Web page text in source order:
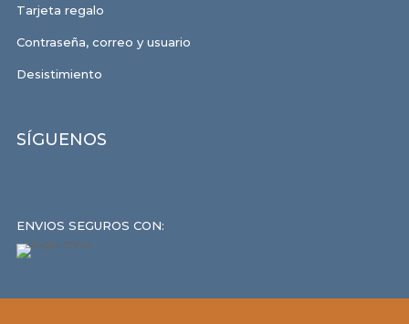
Tarjeta regalo
Contraseña, correo y usuario
Desistimiento
SÍGUENOS
ENVIOS SEGUROS CON: